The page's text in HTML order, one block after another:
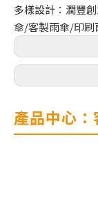
多樣設計：潤豐
傘/客製雨傘/印刷
產品中心